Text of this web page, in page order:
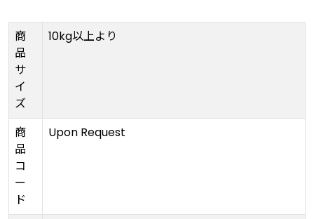
商
品
サ
イ
ズ
10kg以上より
商
品
コ
ー
ド
Upon Request